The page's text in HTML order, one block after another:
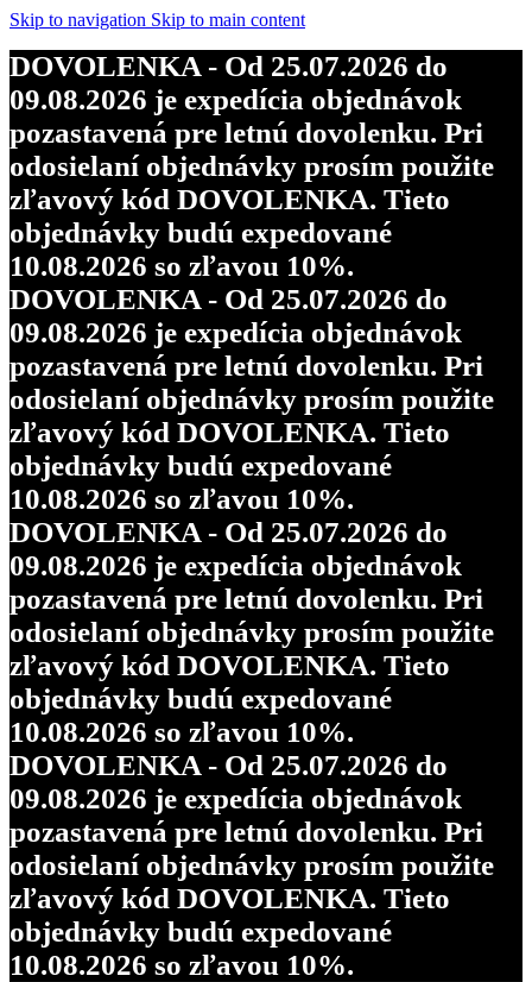
Skip to navigation Skip to main content
DOVOLENKA - Od 25.07.2026 do
09.08.2026 je expedícia objednávok
pozastavená pre letnú dovolenku. Pri
odosielaní objednávky prosím použite
zľavový kód DOVOLENKA. Tieto
objednávky budú expedované
10.08.2026 so zľavou 10%.
DOVOLENKA - Od 25.07.2026 do
09.08.2026 je expedícia objednávok
pozastavená pre letnú dovolenku. Pri
odosielaní objednávky prosím použite
zľavový kód DOVOLENKA. Tieto
objednávky budú expedované
10.08.2026 so zľavou 10%.
DOVOLENKA - Od 25.07.2026 do
09.08.2026 je expedícia objednávok
pozastavená pre letnú dovolenku. Pri
odosielaní objednávky prosím použite
zľavový kód DOVOLENKA. Tieto
objednávky budú expedované
10.08.2026 so zľavou 10%.
DOVOLENKA - Od 25.07.2026 do
09.08.2026 je expedícia objednávok
pozastavená pre letnú dovolenku. Pri
odosielaní objednávky prosím použite
zľavový kód DOVOLENKA. Tieto
objednávky budú expedované
10.08.2026 so zľavou 10%.